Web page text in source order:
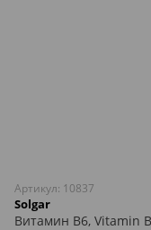
Артикул: 10837
Solgar
Витамин В6, Vitamin